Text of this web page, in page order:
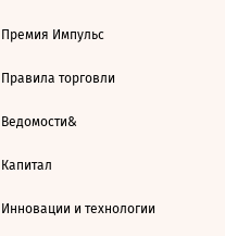
Премия Импульс
Правила торговли
Ведомости&
Капитал
Инновации и технологии